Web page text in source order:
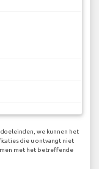
we kunnen het
die u ontvangt niet
met het betreffende